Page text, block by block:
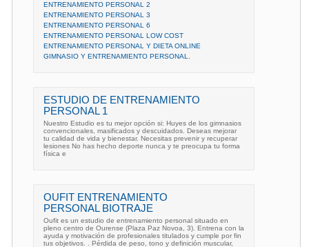
ENTRENAMIENTO PERSONAL 2
ENTRENAMIENTO PERSONAL 3
ENTRENAMIENTO PERSONAL 6
ENTRENAMIENTO PERSONAL LOW COST
ENTRENAMIENTO PERSONAL Y DIETA ONLINE
GIMNASIO Y ENTRENAMIENTO PERSONAL.
ESTUDIO DE ENTRENAMIENTO
PERSONAL 1
Nuestro Estudio es tu mejor opción si: Huyes de los gimnasios
convencionales, masificados y descuidados. Deseas mejorar
tu calidad de vida y bienestar. Necesitas prevenir y recuperar
lesiones No has hecho deporte nunca y te preocupa tu forma
física e
OUFIT ENTRENAMIENTO
PERSONAL BIOTRAJE
Oufit es un estudio de entrenamiento personal situado en
pleno centro de Ourense (Plaza Paz Novoa, 3). Entrena con la
ayuda y motivación de profesionales titulados y cumple por fin
tus objetivos. . Pérdida de peso, tono y definición muscular,